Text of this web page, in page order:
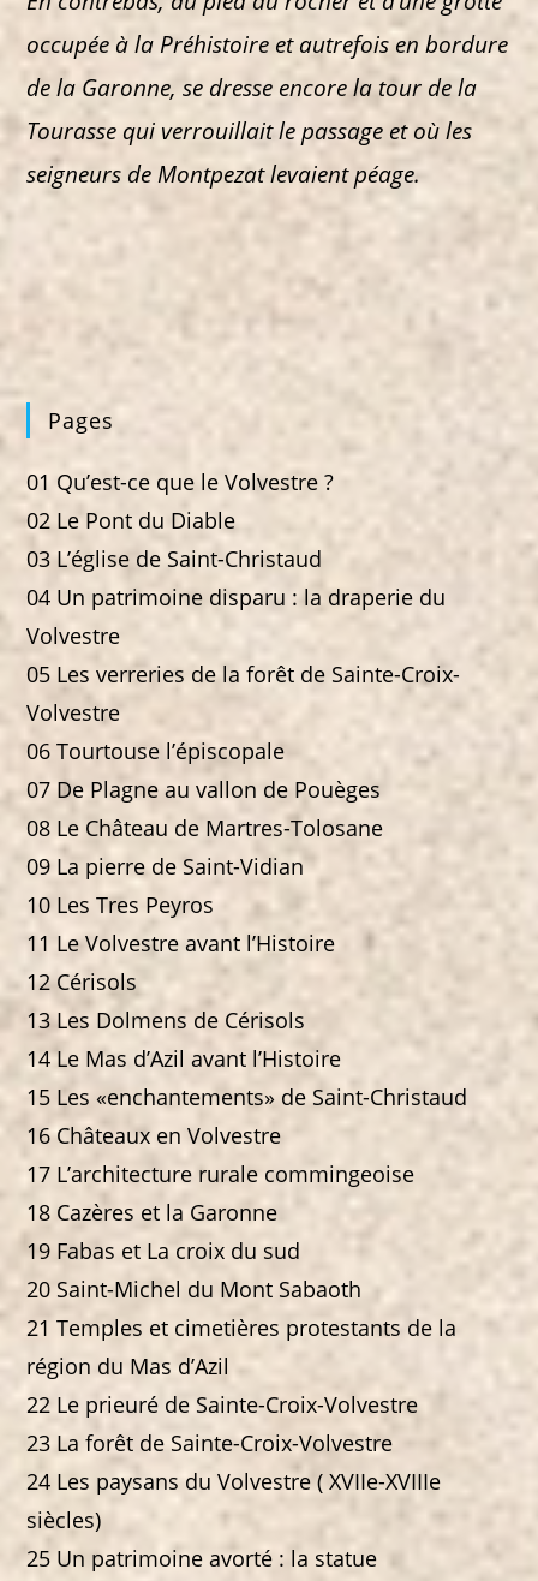
occupée à la Préhistoire et autrefois en bordure
de la Garonne, se dresse encore la tour de la
Tourasse qui verrouillait le passage et où les
seigneurs de Montpezat levaient péage.
Pages
01 Qu’est-ce que le Volvestre ?
02 Le Pont du Diable
03 L’église de Saint-Christaud
04 Un patrimoine disparu : la draperie du
Volvestre
05 Les verreries de la forêt de Sainte-Croix-
Volvestre
06 Tourtouse l’épiscopale
07 De Plagne au vallon de Pouèges
08 Le Château de Martres-Tolosane
09 La pierre de Saint-Vidian
10 Les Tres Peyros
11 Le Volvestre avant l’Histoire
12 Cérisols
13 Les Dolmens de Cérisols
14 Le Mas d’Azil avant l’Histoire
15 Les «enchantements» de Saint-Christaud
16 Châteaux en Volvestre
17 L’architecture rurale commingeoise
18 Cazères et la Garonne
19 Fabas et La croix du sud
20 Saint-Michel du Mont Sabaoth
21 Temples et cimetières protestants de la
région du Mas d’Azil
22 Le prieuré de Sainte-Croix-Volvestre
23 La forêt de Sainte-Croix-Volvestre
24 Les paysans du Volvestre ( XVIIe-XVIIIe
siècles)
25 Un patrimoine avorté : la statue